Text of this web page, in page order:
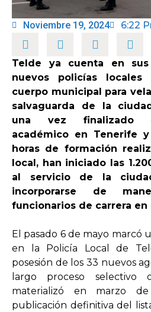
OPINIÓN
PROGRAMAS
Noviembre 19, 2024 6:22
Telde ya cuenta en
nuevos policías
cuerpo municipal para
salvaguarda de la
una vez finalizado
académico en Tenerife
horas de formación
local, han iniciado las
al servicio de la
incorporarse de
funcionarios de carrera
El pasado 6 de mayo marcó
en la Policía Local de
posesión de los 33 nuevos
largo proceso selectivo
materializó en marzo
publicación definitiva del